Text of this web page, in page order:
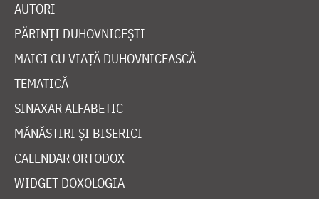
AUTORI
PĂRINȚI DUHOVNICEȘTI
MAICI CU VIAȚĂ DUHOVNICEASCĂ
TEMATICĂ
SINAXAR ALFABETIC
MĂNĂSTIRI ȘI BISERICI
CALENDAR ORTODOX
WIDGET DOXOLOGIA